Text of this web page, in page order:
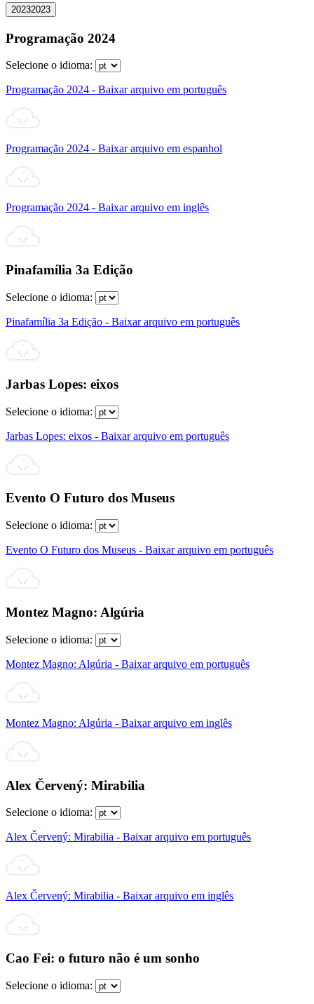
20232023
Programação 2024
Selecione o idioma:
Programação 2024 - Baixar arquivo em português
Programação 2024 - Baixar arquivo em espanhol
Programação 2024 - Baixar arquivo em inglês
Pinafamília 3a Edição
Selecione o idioma:
Pinafamília 3a Edição - Baixar arquivo em português
Jarbas Lopes: eixos
Selecione o idioma:
Jarbas Lopes: eixos - Baixar arquivo em português
Evento O Futuro dos Museus
Selecione o idioma:
Evento O Futuro dos Museus - Baixar arquivo em português
Montez Magno: Algúria
Selecione o idioma:
Montez Magno: Algúria - Baixar arquivo em português
Montez Magno: Algúria - Baixar arquivo em inglês
Alex Červený: Mirabilia
Selecione o idioma:
Alex Červený: Mirabilia - Baixar arquivo em português
Alex Červený: Mirabilia - Baixar arquivo em inglês
Cao Fei: o futuro não é um sonho
Selecione o idioma: